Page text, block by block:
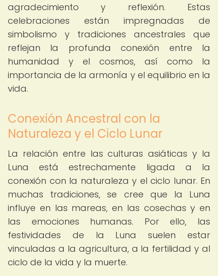
agradecimiento y reflexión. Estas
celebraciones están impregnadas de
simbolismo y tradiciones ancestrales que
reflejan la profunda conexión entre la
humanidad y el cosmos, así como la
importancia de la armonía y el equilibrio en la
vida.
Conexión Ancestral con la
Naturaleza y el Ciclo Lunar
La relación entre las culturas asiáticas y la
Luna está estrechamente ligada a la
conexión con la naturaleza y el ciclo lunar. En
muchas tradiciones, se cree que la Luna
influye en las mareas, en las cosechas y en
las emociones humanas. Por ello, las
festividades de la Luna suelen estar
vinculadas a la agricultura, a la fertilidad y al
ciclo de la vida y la muerte.